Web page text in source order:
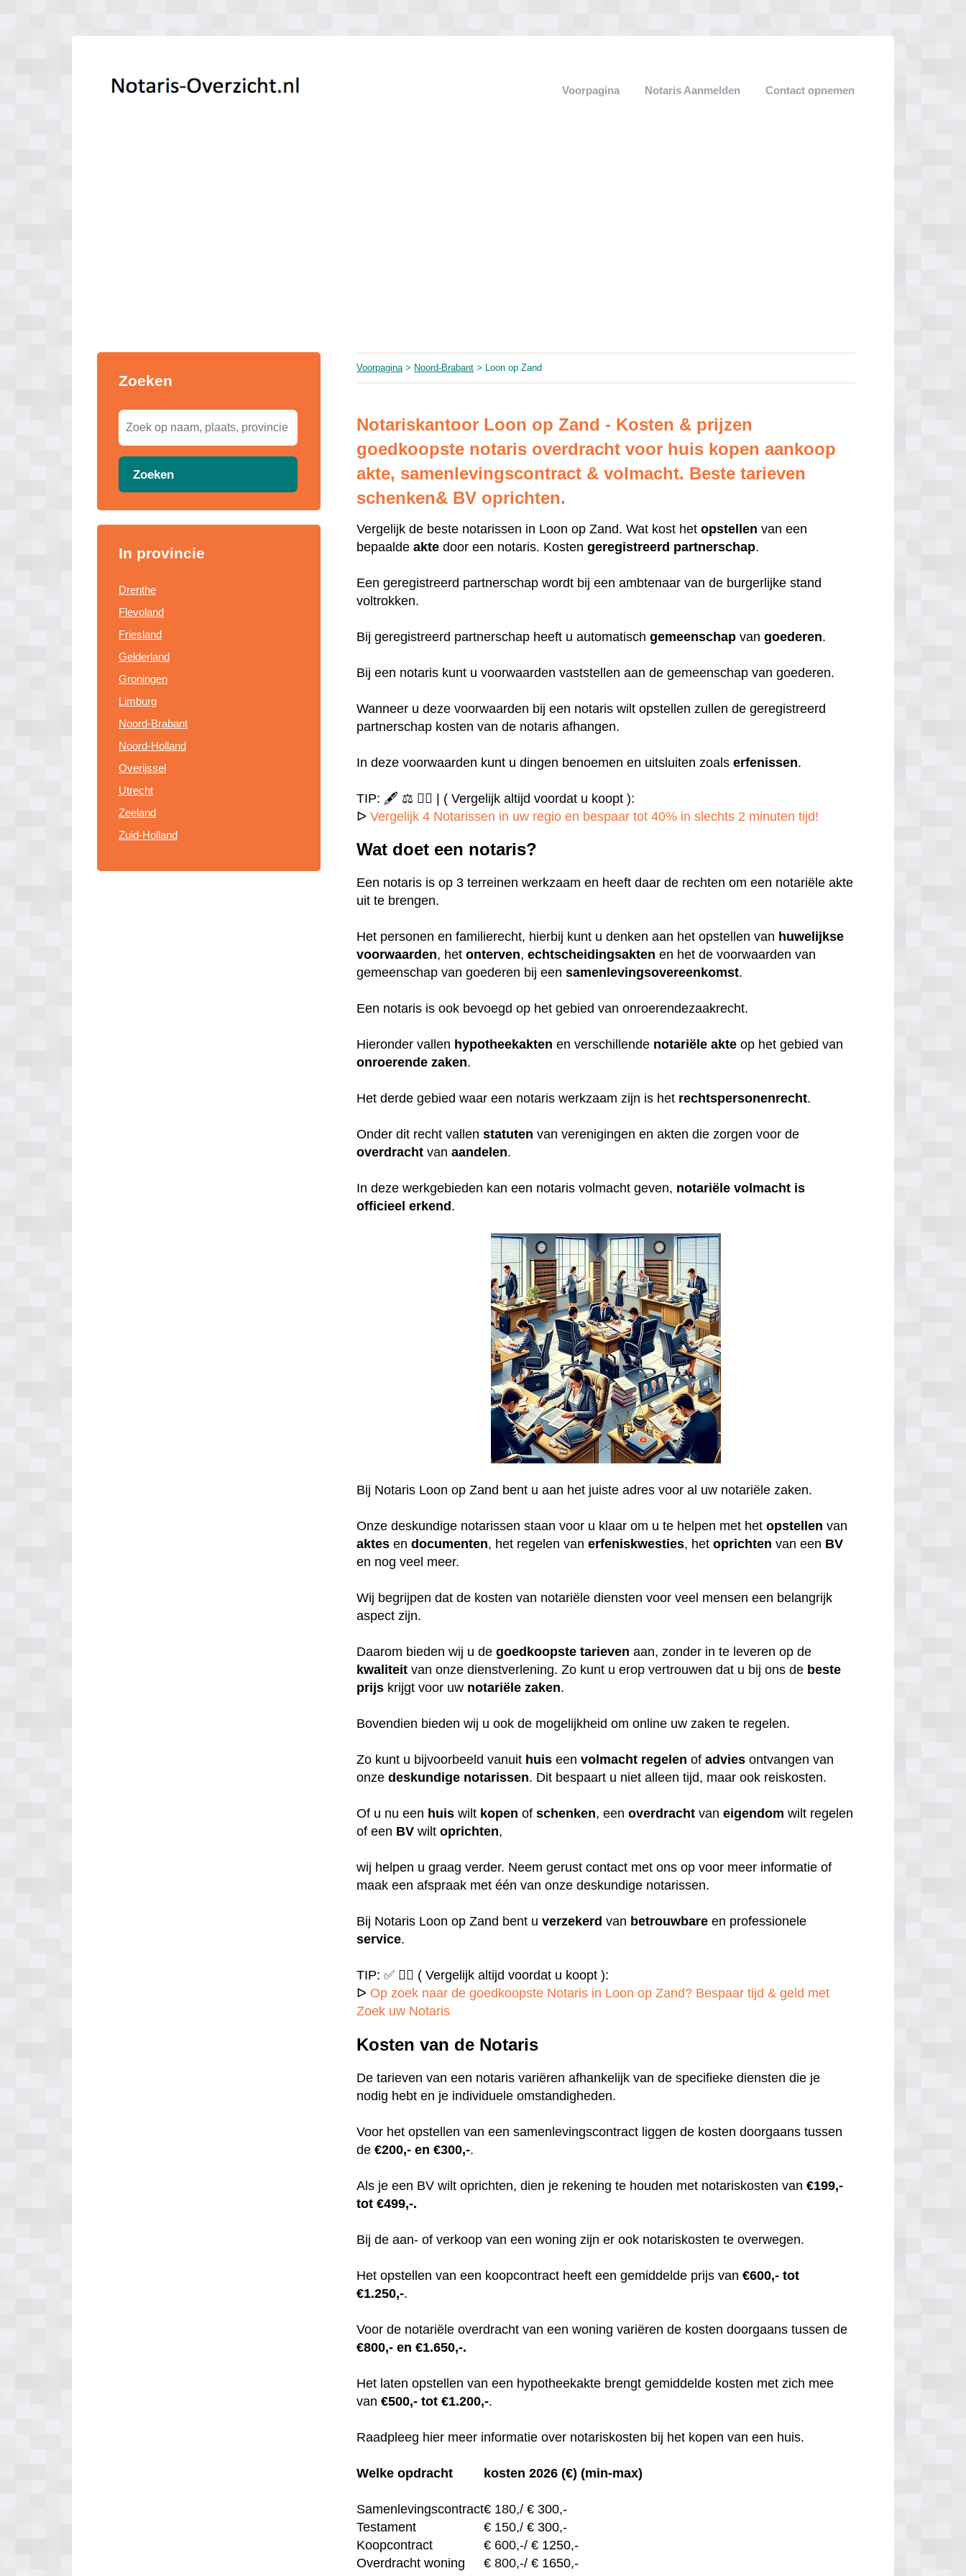
Voorpagina Notaris Aanmelden Contact opnemen
Zoeken
Zoeken
In provincie
Drenthe
Flevoland
Friesland
Gelderland
Groningen
Limburg
Noord-Brabant
Noord-Holland
Overijssel
Utrecht
Zeeland
Zuid-Holland
Voorpagina> Noord-Brabant > Loon op Zand
Notariskantoor Loon op Zand - Kosten & prijzen
goedkoopste notaris overdracht voor huis kopen aankoop
akte, samenlevingscontract & volmacht. Beste tarieven
schenken& BV oprichten.
Vergelijk de beste notarissen in Loon op Zand. Wat kost hetopstellen van een
bepaaldeakte door een notaris. Kostengeregistreerd partnerschap.
Een geregistreerd partnerschap wordt bij een ambtenaar van de burgerlijke stand
voltrokken.
Bij geregistreerd partnerschap heeft u automatischgemeenschap vangoederen.
Bij een notaris kunt u voorwaarden vaststellen aan de gemeenschap van goederen.
Wanneer u deze voorwaarden bij een notaris wilt opstellen zullen de geregistreerd
partnerschap kosten van de notaris afhangen.
In deze voorwaarden kunt u dingen benoemen en uitsluiten zoalserfenissen.
TIP: 🖋️ ⚖️ ✍🏻 | ( Vergelijk altijd voordat u koopt ):
ᐅVergelijk 4 Notarissen in uw regio en bespaar tot 40% in slechts 2 minuten tijd!
Wat doet een notaris?
Een notaris is op 3 terreinen werkzaam en heeft daar de rechten om een notariële akte
uit te brengen.
Het personen en familierecht, hierbij kunt u denken aan het opstellen van huwelijkse
voorwaarden, hetonterven,echtscheidingsakten en het de voorwaarden van
gemeenschap van goederen bij eensamenlevingsovereenkomst.
Een notaris is ook bevoegd op het gebied van onroerendezaakrecht.
Hieronder vallen hypotheekakten en verschillende notariële akte op het gebied van
onroerende zaken.
Het derde gebied waar een notaris werkzaam zijn is het rechtspersonenrecht.
Onder dit recht vallenstatuten van verenigingen en akten die zorgen voor de
overdracht vanaandelen.
In deze werkgebieden kan een notaris volmacht geven, notariële volmacht is
officieel erkend .
Bij Notaris Loon op Zand bent u aan het juiste adres voor al uw notariële zaken.
Onze deskundige notarissen staan voor u klaar om u te helpen met hetopstellen van
aktes endocumenten, het regelen vanerfeniskwesties, hetoprichten van een BV
en nog veel meer.
Wij begrijpen dat de kosten van notariële diensten voor veel mensen een belangrijk
aspect zijn.
Daarom bieden wij u degoedkoopste tarieven aan, zonder in te leveren op de
kwaliteit van onze dienstverlening. Zo kunt u erop vertrouwen dat u bij ons de beste
prijs krijgt voor uw notariële zaken.
Bovendien bieden wij u ook de mogelijkheid om online uw zaken te regelen.
Zo kunt u bijvoorbeeld vanuit huis eenvolmacht regelen ofadvies ontvangen van
onzedeskundige notarissen. Dit bespaart u niet alleen tijd, maar ook reiskosten.
Of u nu een huis wilt kopen ofschenken, eenoverdracht vaneigendom wilt regelen
of een BV wiltoprichten,
wij helpen u graag verder. Neem gerust contact met ons op voor meer informatie of
maak een afspraak met één van onze deskundige notarissen.
Bij Notaris Loon op Zand bent uverzekerd van betrouwbare en professionele
service.
TIP: ✅ ✍🏻 ( Vergelijk altijd voordat u koopt ):
ᐅ Op zoek naar de goedkoopste Notaris in Loon op Zand? Bespaar tijd & geld met
Zoek uw Notaris
Kosten van de Notaris
De tarieven van een notaris variëren afhankelijk van de specifieke diensten die je
nodig hebt en je individuele omstandigheden.
Voor het opstellen van een samenlevingscontract liggen de kosten doorgaans tussen
de€200,- en €300,-.
Als je een BV wilt oprichten, dien je rekening te houden met notariskosten van€199,-
tot €499,-.
Bij de aan- of verkoop van een woning zijn er ook notariskosten te overwegen.
Het opstellen van een koopcontract heeft een gemiddelde prijs van€600,- tot
€1.250,-.
Voor de notariële overdracht van een woning variëren de kosten doorgaans tussen de
€800,- en €1.650,-.
Het laten opstellen van een hypotheekakte brengt gemiddelde kosten met zich mee
van€500,- tot €1.200,-.
Raadpleeg hier meer informatie over notariskosten bij het kopen van een huis.
Welke opdracht kosten 2026 (€) (min-max)
Samenlevingscontract€ 180,/ € 300,-
Testament
€ 150,/€ 300,-
Koopcontract
€ 600,-/ € 1250,-
Overdracht woning
€800,-/ € 1650,-